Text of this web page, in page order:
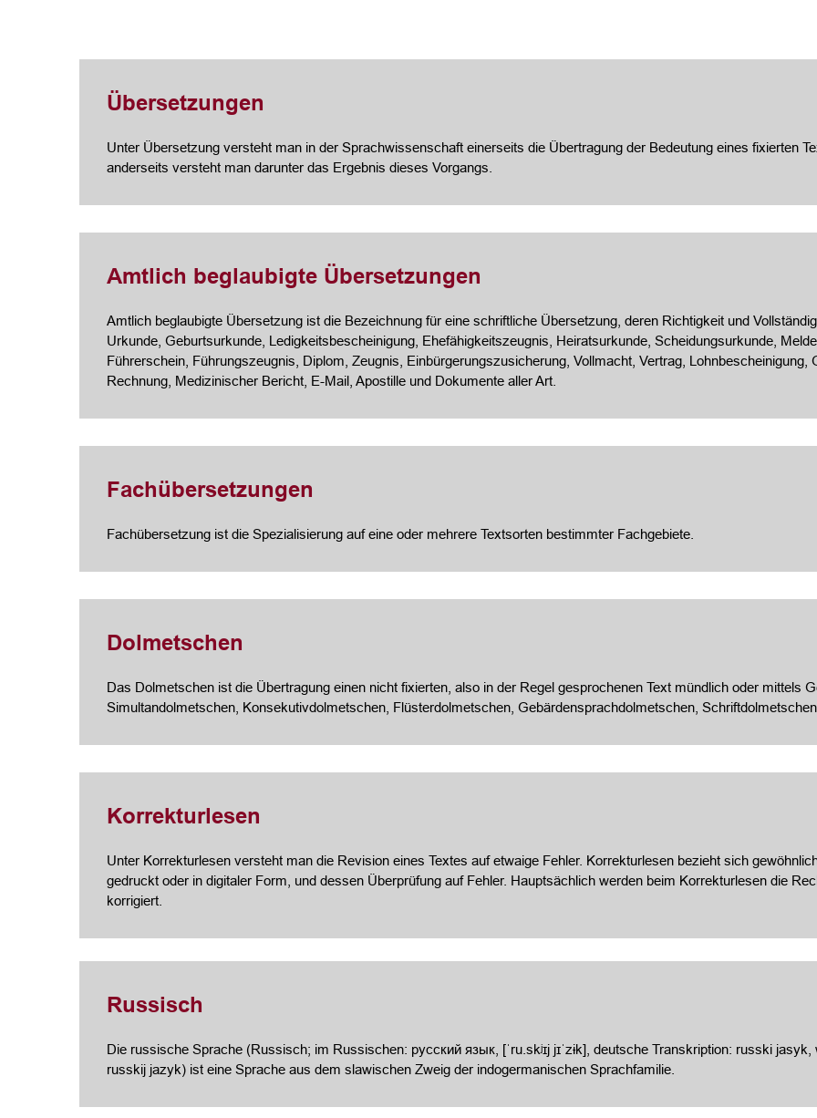
Übersetzungen
Unter Übersetzung versteht man in der Sprachwissenschaft einerseits die Übertragung der Bedeutung eines fixierten
anderseits versteht man darunter das Ergebnis dieses Vorgangs.
Amtlich beglaubigte Übersetzungen
Amtlich beglaubigte Übersetzung ist die Bezeichnung für eine schriftliche Übersetzung, deren Richtigkeit und
Urkunde, Geburtsurkunde, Ledigkeitsbescheinigung, Ehefähigkeitszeugnis, Heiratsurkunde, Scheidungsurkunde,
Führerschein, Führungszeugnis, Diplom, Zeugnis, Einbürgerungszusicherung, Vollmacht, Vertrag, Lohnbescheinigung,
Rechnung, Medizinischer Bericht, E-Mail, Apostille und Dokumente aller Art.
Fachübersetzungen
Fachübersetzung ist die Spezialisierung auf eine oder mehrere Textsorten bestimmter Fachgebiete.
Dolmetschen
Das Dolmetschen ist die Übertragung einen nicht fixierten, also in der Regel gesprochenen Text mündlich oder mittels
Simultandolmetschen, Konsekutivdolmetschen, Flüsterdolmetschen, Gebärdensprachdolmetschen, Schriftdolmetschen.
Korrekturlesen
Unter Korrekturlesen versteht man die Revision eines Textes auf etwaige Fehler. Korrekturlesen bezieht sich
gedruckt oder in digitaler Form, und dessen Überprüfung auf Fehler. Hauptsächlich werden beim Korrekturlesen die
korrigiert.
Russisch
Die russische Sprache (Russisch; im Russischen: русский язык, [ˈru.skʲɪj jɪˈzɨk], deutsche Transkription: russki
russkij jazyk) ist eine Sprache aus dem slawischen Zweig der indogermanischen Sprachfamilie.